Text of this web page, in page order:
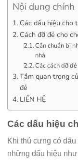
Nội dung chính
Các dấu hiệu cho
Cách đỡ đẻ cho
Cần chuẩn bị
nhà
Các cách đỡ
Tầm quan trọng
đẻ
LIÊN HỆ
Các dấu hiệu
Khi thú cưng có
những dấu hiệu